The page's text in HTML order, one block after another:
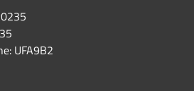
UFA9B2